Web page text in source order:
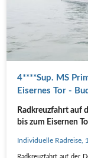
4****Sup. MS
Eisernes Tor -
Radkreuzfahrt auf
bis zum Eisernen Tor inklusive
Individuelle Radreise